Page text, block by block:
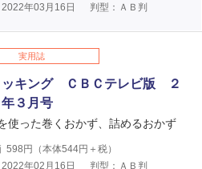
年03月16日
判型：ＡＢ判
実用誌
ッキング ＣＢＣテレビ版 ２
年３月号
使った巻くおかず、詰めるおかず
598 円（本体544円＋税）
年02月16日
判型：ＡＢ判